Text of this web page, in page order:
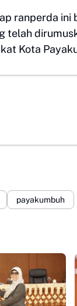
ranperda ini
telah
Kota
payakumbuh